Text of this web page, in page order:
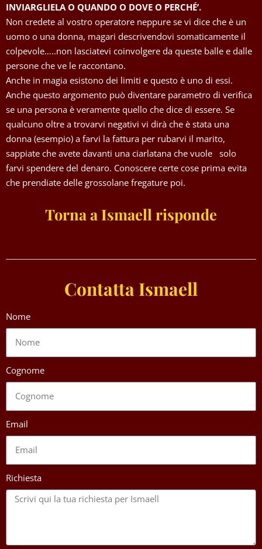
INVIARGLIELA O QUANDO O DOVE O PERCHÉ’.
Non credete al vostro operatore neppure se vi dice che è un
uomo o una donna, magari descrivendovi somaticamente il
colpevole…..non lasciatevi coinvolgere da queste balle e dalle
persone che ve le raccontano.
Anche in magia esistono dei limiti e questo è uno di essi.
Anche questo argomento può diventare parametro di verifica
se una persona è veramente quello che dice di essere. Se
qualcuno oltre a trovarvi negativi vi dirà che è stata una
donna (esempio) a farvi la fattura per rubarvi il marito,
sappiate che avete davanti una ciarlatana che vuole solo
farvi spendere del denaro. Conoscere certe cose prima evita
che prendiate delle grossolane fregature poi.
Torna a Ismaell risponde
Contatta Ismaell
Nome
Cognome
Email
Richiesta